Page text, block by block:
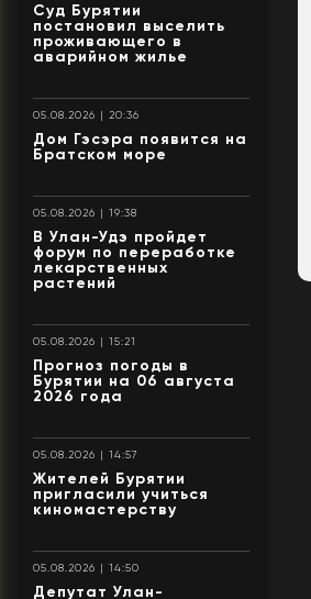
Суд Бурятии
постановил выселить
проживающего в
аварийном жилье
05.08.2026 | 20:36
Дом Гэсэра появится на
Братском море
05.08.2026 | 19:38
В Улан-Удэ пройдет
форум по переработке
лекарственных
растений
05.08.2026 | 15:21
Прогноз погоды в
Бурятии на 06 августа
2026 года
05.08.2026 | 14:57
Жителей Бурятии
пригласили учиться
киномастерству
05.08.2026 | 14:50
Депутат Улан-